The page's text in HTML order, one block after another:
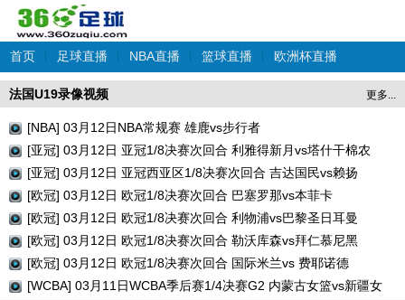
首页 足球直播 NBA直播 篮球直播 欧洲杯直播
更多...
法国U19录像视频
[NBA] 03月12日NBA常规赛 雄鹿vs步行者
[亚冠] 03月12日 亚冠1/8决赛次回合 利雅得新月vs塔什干棉农
[亚冠] 03月12日 亚冠西亚区1/8决赛次回合 吉达国民vs赖扬
[欧冠] 03月12日 欧冠1/8决赛次回合 巴塞罗那vs本菲卡
[欧冠] 03月12日 欧冠1/8决赛次回合 利物浦vs巴黎圣日耳曼
[欧冠] 03月12日 欧冠1/8决赛次回合 勒沃库森vs拜仁慕尼黑
[欧冠] 03月12日 欧冠1/8决赛次回合 国际米兰vs 费耶诺德
[WCBA] 03月11日WCBA季后赛1/4决赛G2 内蒙古女篮vs新疆女